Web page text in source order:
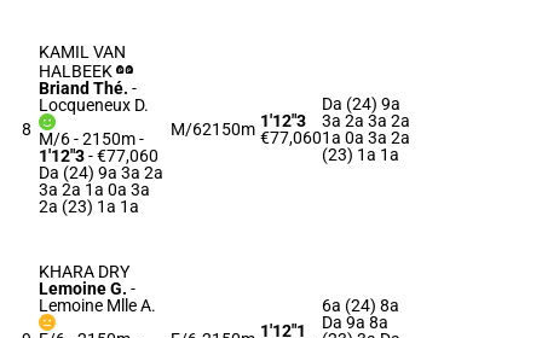
8
KAMIL VAN
HALBEEK
Briand Thé. -
Locqueneux D.
M/6 - 2150m-
1'12"3- €77,060
Da (24) 9a 3a 2a
3a 2a 1a 0a 3a
2a (23) 1a 1a
M/62150m 1'12"3
€77,060
Da (24) 9a
3a 2a 3a 2a
1a 0a 3a 2a
(23) 1a 1a
KHARA DRY
Lemoine G. -
Lemoine Mlle A.
1'12"1
6a (24) 8a
Da 9a 8a